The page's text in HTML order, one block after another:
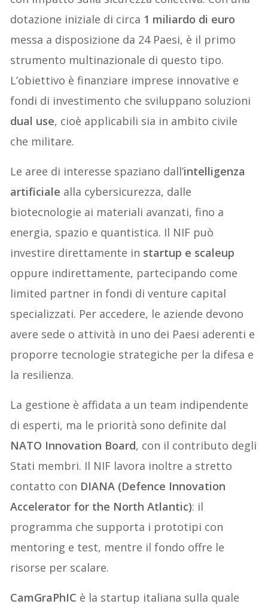
dotazione iniziale di circa 1 miliardo di euro
messa a disposizione da 24 Paesi, è il primo
strumento multinazionale di questo tipo.
L’obiettivo è finanziare imprese innovative e
fondi di investimento che sviluppano soluzioni
dual use, cioè applicabili sia in ambito civile
che militare.
Le aree di interesse spaziano dall’intelligenza
artificiale alla cybersicurezza, dalle
biotecnologie ai materiali avanzati, fino a
energia, spazio e quantistica. Il NIF può
investire direttamente in startup e scaleup
oppure indirettamente, partecipando come
limited partner in fondi di venture capital
specializzati. Per accedere, le aziende devono
avere sede o attività in uno dei Paesi aderenti e
proporre tecnologie strategiche per la difesa e
la resilienza.
La gestione è affidata a un team indipendente
di esperti, ma le priorità sono definite dal
NATO Innovation Board, con il contributo degli
Stati membri. Il NIF lavora inoltre a stretto
contatto con DIANA (Defence Innovation
Accelerator for the North Atlantic): il
programma che supporta i prototipi con
mentoring e test, mentre il fondo offre le
risorse per scalare.
CamGraPhIC è la startup italiana sulla quale